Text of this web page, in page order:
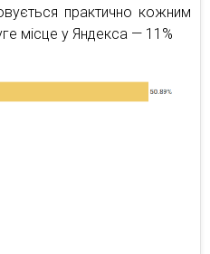
практично кожним
місце у Яндекса — 11%